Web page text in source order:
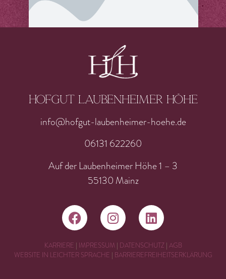
Hofgut laubenheimer höhe
info@hofgut-laubenheimer-hoehe.de
06131 622260
Auf der Laubenheimer Höhe 1 – 3
55130 Mainz
KARRIERE | IMPRESSUM| DATENSCHUTZ| AGB
WEBSITE IN LEICHTER SPRACHE | BARRIEREFREIHEITSERKLÄRUNG